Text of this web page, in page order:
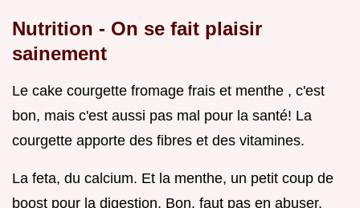
Nutrition - On se fait plaisir
sainement
Le cake courgette fromage frais et menthe , c'est
bon, mais c'est aussi pas mal pour la santé! La
courgette apporte des fibres et des vitamines.
La feta, du calcium. Et la menthe, un petit coup de
boost pour la digestion. Bon, faut pas en abuser,